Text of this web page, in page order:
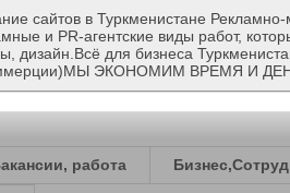
сайтов в Туркменистане
и PR-агентские виды работ,
дизайн.Всё для бизнеса
ЭКОНОМИМ ВРЕМЯ И
работа